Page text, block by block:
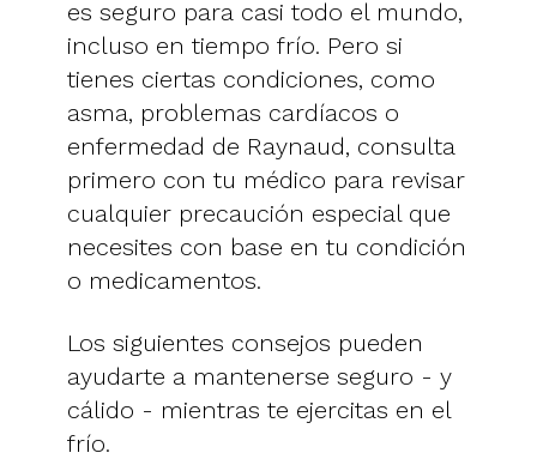
es seguro para casi todo el mundo,
incluso en tiempo frío. Pero si
tienes ciertas condiciones, como
asma, problemas cardíacos o
enfermedad de Raynaud, consulta
primero con tu médico para revisar
cualquier precaución especial que
necesites con base en tu condición
o medicamentos.
Los siguientes consejos pueden
ayudarte a mantenerse seguro - y
cálido - mientras te ejercitas en el
frío.